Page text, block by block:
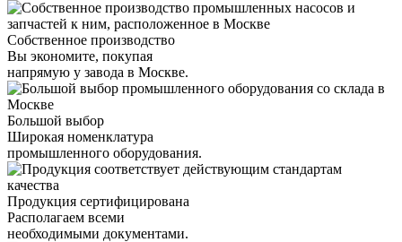
Собственное производство
Вы экономите, покупая
напрямую у завода в Москве.
Большой выбор
Широкая номенклатура
промышленного оборудования.
Продукция сертифицирована
Располагаем всеми
необходимыми документами.